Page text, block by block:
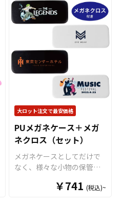
質のオフセット印刷で、写
真やイラストも鮮やかな発
色で仕上がります。超音波
圧着なので溶着部分にも印
刷でき、溶着部分も含めた
全面印刷が可能です。イラ
ストやロゴを大きく印刷し
てエンドユーザーにアピー
ルすることが出来ます。 オ
リジナル クリアファイルは
様々なシーンで活躍しま
す！例えば、会社・店舗情
報やメイン商材を印刷する
ことで、優秀な販促ツール
となります。キャラクター
グッズやノベルティ、企
トグッズはもちろん、学
大ロット注文で最安価格
PUメガネケース＋メガ
ネクロス（セット）
メガネケースとしてだけで
なく、様々な小物の保管に
です。かさ張らず邪魔にな
￥741 (税込)~